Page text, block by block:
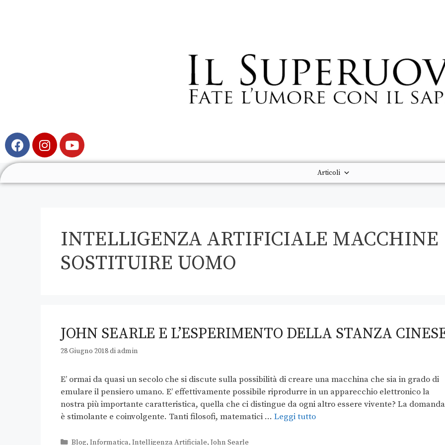
Articoli
INTELLIGENZA ARTIFICIALE MACCHINE
SOSTITUIRE UOMO
JOHN SEARLE E L’ESPERIMENTO DELLA STANZA
28 Giugno 2018diadmin
E’ ormai da quasi un secolo che si discute sulla possibilità di creare una macchina che sia in grado di
emulare il pensiero umano. E’ effettivamente possibile riprodurre in un apparecchio elettronico la
nostra più importante caratteristica, quella che ci distingue da ogni altro essere vivente? La domanda
è stimolante e coinvolgente. Tanti filosofi, matematici … Leggi tutto
Blog, Informatica, Intelligenza Artificiale, John Searle